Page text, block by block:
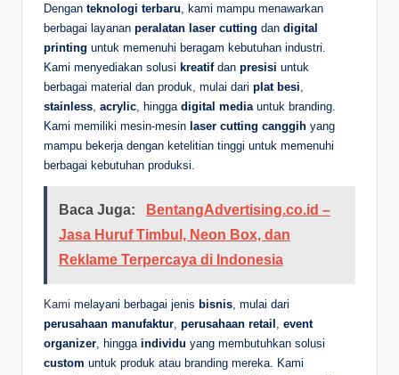
Dengan teknologi terbaru , kami mampu menawarkan
berbagai layanan peralatan laser cutting dan digital
printing untuk memenuhi beragam kebutuhan industri.
Kami menyediakan solusi kreatifdan presisi untuk
berbagai material dan produk, mulai dari plat besi
stainless acrylic , hingga digital media untuk branding.
Kami memiliki mesin-mesin laser cutting canggih yang
mampu bekerja dengan ketelitian tinggi untuk memenuhi
berbagai kebutuhan produksi.
Baca Juga:
BentangAdvertising.co.id –
Jasa Huruf Timbul, Neon Box, dan
Reklame Terpercaya di Indonesia
Kami melayani berbagai jenis bisnis, mulai dari
perusahaan manufaktur, perusahaan retail , event
organizer, hingga individu yang membutuhkan solusi
custom untuk produk atau branding mereka. Kami